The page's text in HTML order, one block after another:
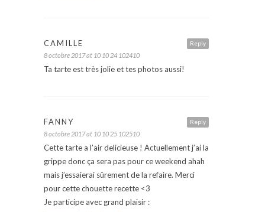
Reply
CAMILLE
8 octobre 2017 at 10 10 24 102410
Ta tarte est très jolie et tes photos aussi!
Reply
FANNY
8 octobre 2017 at 10 10 25 102510
Cette tarte a l’air delicieuse ! Actuellement j’ai la
grippe donc ça sera pas pour ce weekend ahah
mais j’essaierai sûrement de la refaire. Merci
pour cette chouette recette <3
Je participe avec grand plaisir :